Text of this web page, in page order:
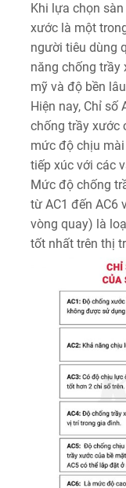
Khi lựa chọn
xước là một
người tiêu dùng
năng chống trầy
mỹ và độ bền
Hiện nay, Chỉ
chống trầy xước
mức độ chịu
tiếp xúc với các
Mức độ chống
từ AC1 đến AC6
vòng quay) là
tốt nhất trên thị